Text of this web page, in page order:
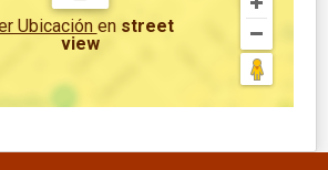
Ubicación en street
view